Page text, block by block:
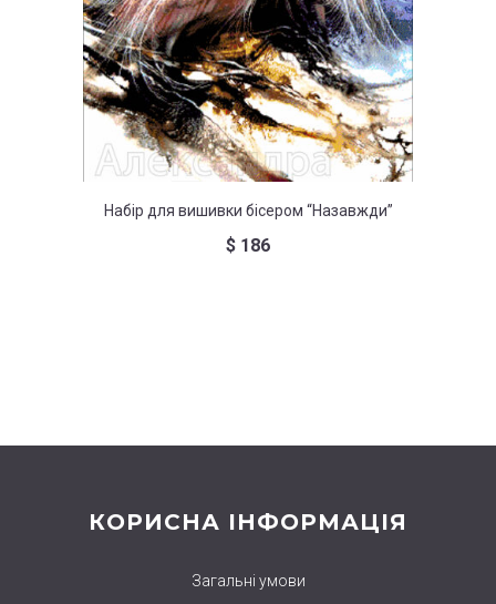
Набір для вишивки бісером “Назавжди”
$ 186
КОРИСНА ІНФОРМАЦІЯ
Загальні умови